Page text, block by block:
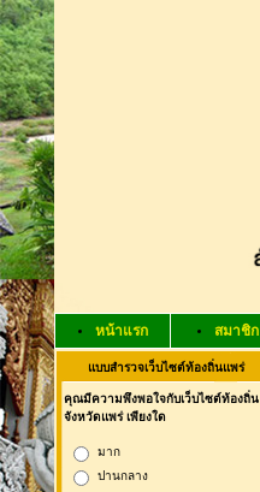
หน้าแรก สมาชิก
แบบสำรวจเว็บไซต์ท้องถิ่นแพร่
คุณมีความพึงพอใจกับเว็บไซต์ท้องถิ่น
จังหวัดแพร่ เพียงใด
มาก
ปานกลาง